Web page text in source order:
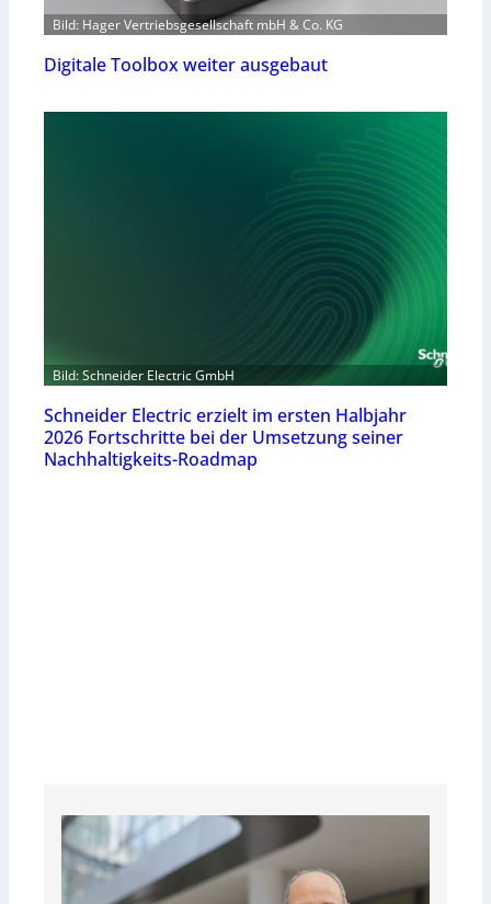
Bild: Hager Vertriebsgesellschaft mbH & Co. KG
Digitale Toolbox weiter ausgebaut
Bild: Schneider Electric GmbH
Schneider Electric erzielt im ersten Halbjahr
2026 Fortschritte bei der Umsetzung seiner
Nachhaltigkeits-Roadmap